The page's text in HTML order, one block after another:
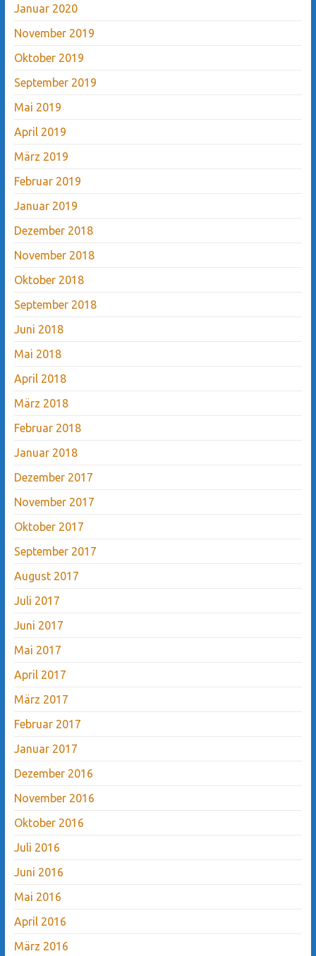
Januar 2020
November 2019
Oktober 2019
September 2019
Mai 2019
April 2019
März 2019
Februar 2019
Januar 2019
Dezember 2018
November 2018
Oktober 2018
September 2018
Juni 2018
Mai 2018
April 2018
März 2018
Februar 2018
Januar 2018
Dezember 2017
November 2017
Oktober 2017
September 2017
August 2017
Juli 2017
Juni 2017
Mai 2017
April 2017
März 2017
Februar 2017
Januar 2017
Dezember 2016
November 2016
Oktober 2016
Juli 2016
Juni 2016
Mai 2016
April 2016
März 2016